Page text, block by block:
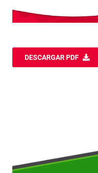
DESCARGAR PDF